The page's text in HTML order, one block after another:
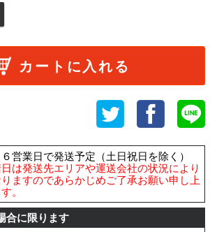
カートに入れる
６営業日で発送予定（土日祝日を除く）
は発送先エリアや運送会社の状況により
ますのであらかじめご了承お願い申し上
。
合に限ります